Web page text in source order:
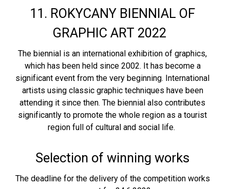
11. ROKYCANY BIENNIAL OF
GRAPHIC ART 2022
The biennial is an international exhibition of graphics,
which has been held since 2002. It has become a
significant event from the very beginning. International
artists using classic graphic techniques have been
attending it since then. The biennial also contributes
significantly to promote the whole region as a tourist
region full of cultural and social life.
Selection of winning works
The deadline for the delivery of the competition works